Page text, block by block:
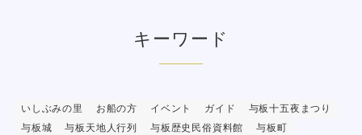
キーワード
いしぶみの里 お船の方 イベント ガイド
与板十五夜まつり
与板城
与板天地人行列 与板歴史民俗資料館
与板町